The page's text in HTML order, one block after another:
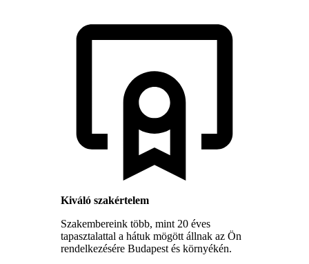
Kiváló szakértelem
Szakembereink több, mint 20 éves
tapasztalattal a hátuk mögött állnak az Ön
rendelkezésére Budapest és környékén.